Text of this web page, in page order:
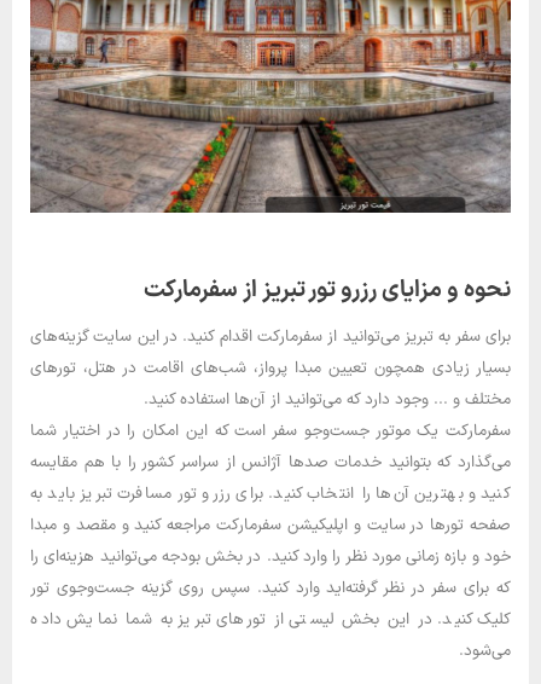
نحوه و مزایای رزرو تور تبریز از سفرمارکت
برای سفر به تبریز می‌توانید از سفرمارکت اقدام کنید. در این سایت گزینه‌های
بسیار زیادی همچون تعیین مبدا پرواز، شب‌های اقامت در هتل، تورهای
مختلف و ... وجود دارد که می‌توانید از آن‌ها استفاده کنید.
سفرمارکت یک موتور جست‌وجو سفر است که این امکان را در اختیار شما
می‌گذارد که بتوانید خدمات صدها آژانس از سراسر کشور را با هم مقایسه
کنید و بهترین آن‌ها را انتخاب کنید. برای رزرو تور مسافرت تبریز باید به
صفحه تورها در سایت و اپلیکیشن سفرمارکت مراجعه کنید و مقصد و مبدا
خود و بازه زمانی مورد نظر را وارد کنید. در بخش بودجه می‌توانید هزینه‌ای را
که برای سفر در نظر گرفته‌اید وارد کنید. سپس روی گزینه جست‌وجوی تور
کلیک کنید. در این بخش لیستی از تورهای تبریز به شما نمایش داده
می‌شود.